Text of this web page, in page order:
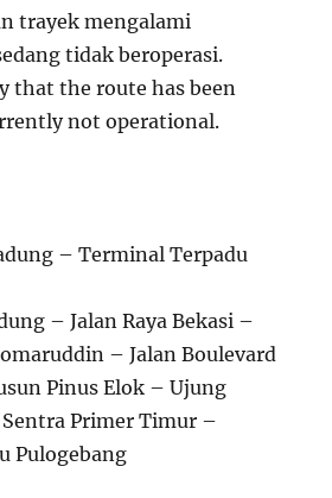
trayek mengalami
tidak beroperasi.
that the route has been
not operational.
– Terminal Terpadu
– Jalan Raya Bekasi –
– Jalan Boulevard
Pinus Elok – Ujung
Primer Timur –
Pulogebang